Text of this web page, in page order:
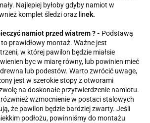
Najlepiej byłoby gdyby namiot w
komplet śledzi oraz linek.
namiot przed wiatrem ? - Podstawą
prawidłowy montaż. Ważne jest
w której pawilon będzie miałsie
byc w miarę równy, lub powinien mieć
lub podestów. Warto zwrócić uwage,
jest w szerokie stopy z otworami
na doskonałe przytwierdzenie namiotu.
wzmocnienie w postaci stalowych
że pawilon będzie bardziej zwarty. Jeśli
podłożu, powinniśmy do montażu